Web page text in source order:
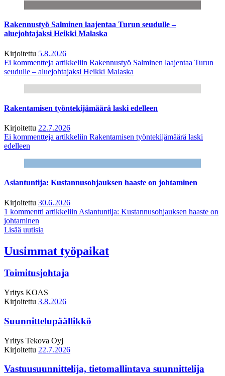
Rakennustyö Salminen laajentaa Turun seudulle –
aluejohtajaksi Heikki Malaska
Kirjoitettu 5.8.2026
Ei kommentteja artikkeliin Rakennustyö Salminen laajentaa Turun
seudulle – aluejohtajaksi Heikki Malaska
Rakentamisen työntekijämäärä laski edelleen
Kirjoitettu 22.7.2026
Ei kommentteja artikkeliin Rakentamisen työntekijämäärä laski
edelleen
Asiantuntija: Kustannusohjauksen haaste on johtaminen
Kirjoitettu 30.6.2026
1 kommentti artikkeliin Asiantuntija: Kustannusohjauksen haaste on
johtaminen
Lisää uutisia
Uusimmat työpaikat
Toimitusjohtaja
Yritys KOAS
Kirjoitettu 3.8.2026
Suunnittelupäällikkö
Yritys Tekova Oyj
Kirjoitettu 22.7.2026
Vastuusuunnittelija, tietomallintava suunnittelija